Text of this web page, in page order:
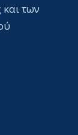
των